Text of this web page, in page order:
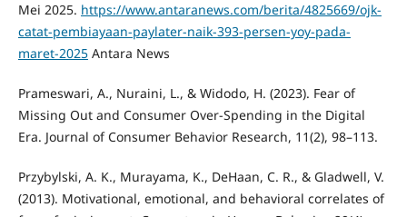
Mei 2025. https://www.antaranews.com/berita/4825669/ojk-
catat-pembiayaan-paylater-naik-393-persen-yoy-pada-
maret-2025Antara News
Prameswari, A., Nuraini, L., & Widodo, H. (2023). Fear of
Missing Out and Consumer Over-Spending in the Digital
Era. Journal of Consumer Behavior Research, 11(2), 98–113.
Przybylski, A. K., Murayama, K., DeHaan, C. R., & Gladwell, V.
(2013). Motivational, emotional, and behavioral correlates of